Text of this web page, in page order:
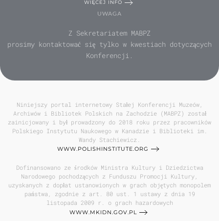
WIĘCEJ INFO
UWAGA
Z Sekretariatem MABPZ
prosimy kontaktować się tylko w kwestiach dotyczących
Konferencji.
Niniejszy portal internetowy Stałej Konferencji Muzeów,
Archiwów i Bibliotek Polskich na Zachodzie (MABPZ) został
zainicjowany i był prowadzony do 2018 roku przez pracowników
Polskiego Instytutu Naukowego w Kanadzie i Biblioteki im.
Wandy Stachiewicz.
WWW.POLISHINSTITUTE.ORG
Dofinansowano ze środków Ministra Kultury i Dziedzictwa
Narodowego pochodzących z Funduszu Promocji Kultury,
uzyskanych z dopłat ustanowionych w grach objętych monopolem
państwa, zgodnie z art. 80 ust. 1 ustawy z dnia 19
listopada 2009 r. o grach hazardowych
WWW.MKIDN.GOV.PL